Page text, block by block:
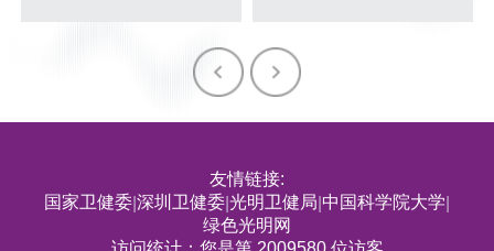
友情链接:
国家卫健委 深圳卫健委 光明卫健局 中国科学院大学
绿色光明网